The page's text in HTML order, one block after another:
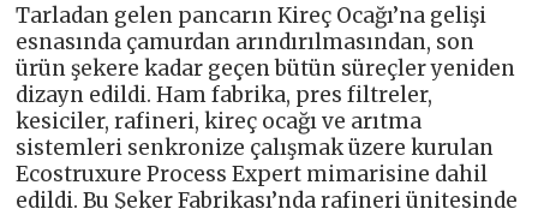
Tarladan gelen pancarın Kireç Ocağı’na gelişi
esnasında çamurdan arındırılmasından, son
ürün şekere kadar geçen bütün süreçler yeniden
dizayn edildi. Ham fabrika, pres filtreler,
kesiciler, rafineri, kireç ocağı ve arıtma
sistemleri senkronize çalışmak üzere kurulan
Ecostruxure Process Expert mimarisine dahil
edildi. Bu Şeker Fabrikası’nda rafineri ünitesinde